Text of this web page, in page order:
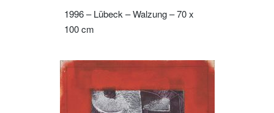
1996 – Lübeck – Walzung – 70 x
100 cm